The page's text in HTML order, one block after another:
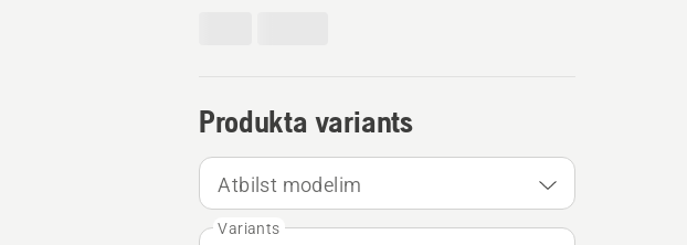
Produkta variants
Atbilst modelim
Variants